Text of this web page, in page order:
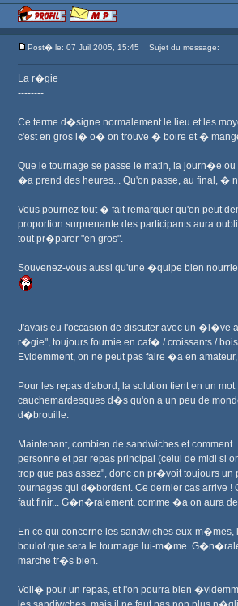
Post� le: 07 Juil 2005, 15:45 Sujet du message:
La r�gie
--------
Ce terme d�signe normalement le lieu et les
c'est en gros l� o� on trouve � boire et �
Que le tournage se passe le matin, la journ�e
�a prend des heures... Qu'on passe, au final, �
Vous pourriez tout � fait remarquer qu'on peut
proportion surprenante des participants aura
tout pr�parer "en gros".
Souvenez-vous aussi qu'une �quipe bien
J'avais eu l'occasion de discuter avec un �l�ve
r�gie", toujours fournie en caf� / croissants /
Evidemment, on ne peut pas faire �a en
Pour les repas d'abord, la solution tient en un
cauchemardesques d�s qu'on a un peu de
d�brouille.
Maintenant, combien de sandwiches et
personne et par repas principal (celui de midi si
trop que pas assez", donc on pr�voit toujours
tournages qui d�bordent. Ce dernier cas
faut finir... G�n�ralement, comme �a on aura
En ce qui concerne les sandwiches eux-
boulot que sera le tournage lui-m�me.
marche tr�s bien.
Voil� pour un repas, et l'on pourra bien